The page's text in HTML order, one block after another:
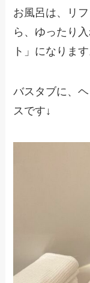
お風呂は、リ
ら、ゆったり
ト」になります
バスタブに、
スです↓